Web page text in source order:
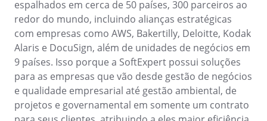
Mineração e Metalurgia
Produtos Químicos
Serviços e Consultoria
Varejo, Atacado e Distribuição
ISO 9001
ISO 27001
IATF 16949
ISO 22000
SPC
Storeroom
Supplier
espalhados em cerca de 50 países, 300 parceiros ao
redor do mundo, incluindo alianças estratégicas
com empresas como AWS, Bakertilly, Deloitte, Kodak
Alaris e DocuSign, além de unidades de negócios em
9 países. Isso porque a SoftExpert possui soluções
para as empresas que vão desde gestão de negócios
e qualidade empresarial até gestão ambiental, de
projetos e governamental em somente um contrato